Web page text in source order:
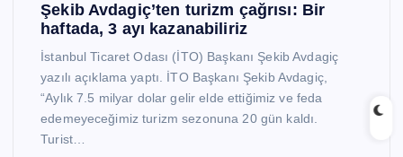
Şekib Avdagiç’ten turizm çağrısı: Bir
haftada, 3 ayı kazanabiliriz
İstanbul Ticaret Odası (İTO) Başkanı Şekib Avdagiç
yazılı açıklama yaptı. İTO Başkanı Şekib Avdagiç,
“Aylık 7.5 milyar dolar gelir elde ettiğimiz ve feda
edemeyeceğimiz turizm sezonuna 20 gün kaldı.
Turist…